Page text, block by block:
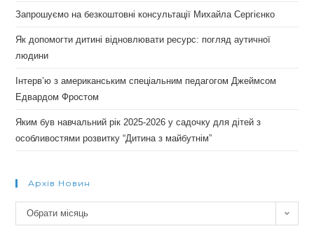
Запрошуємо на безкоштовні консультації Михайла Сергієнко
Як допомогти дитині відновлювати ресурс: погляд аутичної
людини
Інтерв’ю з американським спеціальним педагогом Джеймсом
Едвардом Фростом
Яким був навчальний рік 2025-2026 у садочку для дітей з
особливостями розвитку “Дитина з майбутнім”
Архів Новин
Архів
новин
Обрати місяць